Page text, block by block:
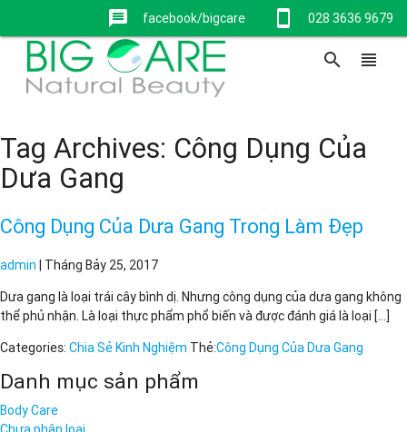
stay_current_portrait 028 3636 9679
message facebook/bigcare
search view_headline
Tag Archives: Công Dụng Của
Dưa Gang
Công Dụng Của Dưa Gang Trong Làm Đẹp
admin | Tháng Bảy 25, 2017
Dưa gang là loại trái cây bình dị. Nhưng công dụng của dưa gang không
thể phủ nhận. Là loại thực phẩm phổ biến và được đánh giá là loại […]
Categories: Chia Sẻ Kinh Nghiệm Thẻ:Công Dụng Của Dưa Gang
Danh mục sản phẩm
Body Care